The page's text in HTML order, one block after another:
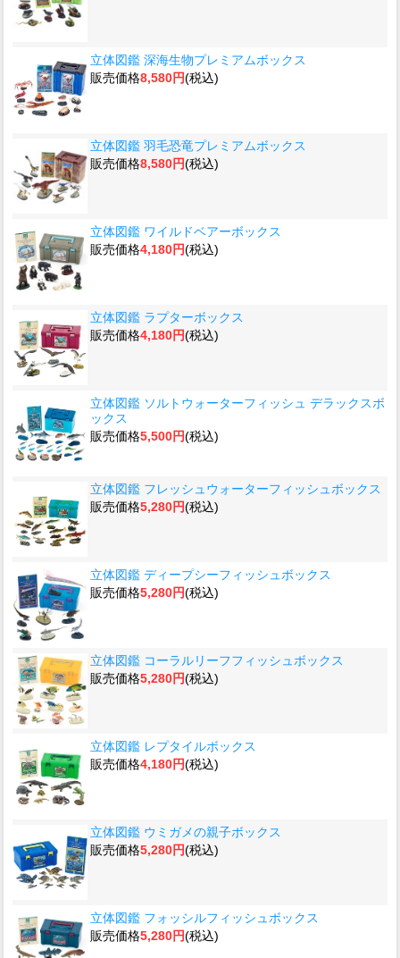
立体図鑑 深海生物プレミアムボックス
販売価格8,580円(税込)
立体図鑑 羽毛恐竜プレミアムボックス
販売価格8,580円(税込)
立体図鑑 ワイルドベアーボックス
販売価格4,180円(税込)
立体図鑑 ラプターボックス
販売価格4,180円(税込)
立体図鑑 ソルトウォーターフィッシュ デラックスボ
ックス
販売価格5,500円(税込)
立体図鑑 フレッシュウォーターフィッシュボックス
販売価格5,280円(税込)
立体図鑑 ディープシーフィッシュボックス
販売価格5,280円(税込)
立体図鑑 コーラルリーフフィッシュボックス
販売価格5,280円(税込)
立体図鑑 レプタイルボックス
販売価格4,180円(税込)
立体図鑑 ウミガメの親子ボックス
販売価格5,280円(税込)
立体図鑑 フォッシルフィッシュボックス
販売価格5,280円(税込)